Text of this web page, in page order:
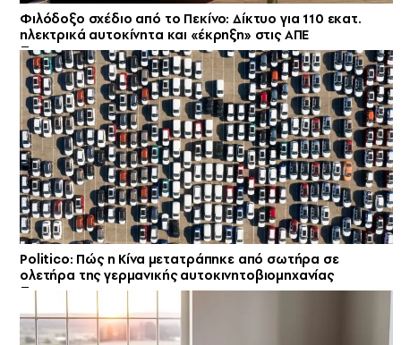
Φιλόδοξο σχέδιο από το Πεκίνο: Δίκτυο για 110 εκατ.
ηλεκτρικά αυτοκίνητα και «έκρηξη» στις ΑΠΕ
Politico: Πώς η Κίνα μετατράπηκε από σωτήρα σε
ολετήρα της γερμανικής αυτοκινητοβιομηχανίας